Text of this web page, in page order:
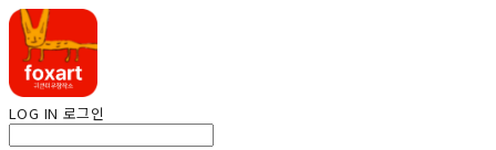
LOG IN 로그인